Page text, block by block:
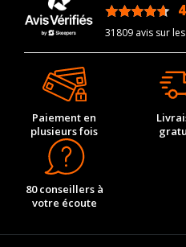
31809 avis sur
Paiement en
plusieurs fois
80 conseillers à
votre écoute